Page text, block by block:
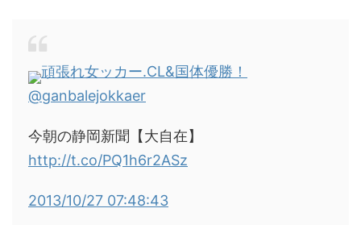
頑張れ女ッカー.CL&国体優勝！
@ganbalejokkaer
今朝の静岡新聞【大自在】
http://t.co/PQ1h6r2ASz
2013/10/27 07:48:43